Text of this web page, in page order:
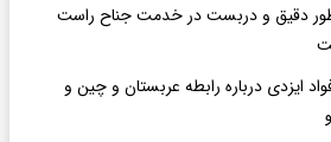
دقیق و دربست در خدمت جناح راست
ایزدی درباره رابطه عربستان و چین و